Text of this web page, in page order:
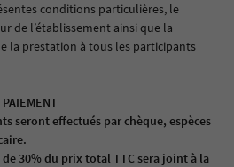
conditions particulières, le
de l’établissement ainsi que la
la prestation à tous les participants
seront effectués par chèque, espèces
30% du prix total TTC sera joint à la